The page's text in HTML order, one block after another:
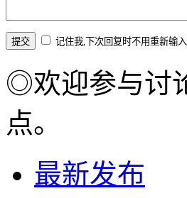
记住我,下次回复时不用重新输
◎欢迎参与讨
点。
最新发布